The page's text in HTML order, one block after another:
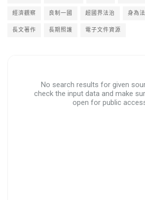
經濟觀察 良制一國 超國界法治 身為
長文著作 長期照護 電子文件資源
No search results for given
check the input data and make
open for public